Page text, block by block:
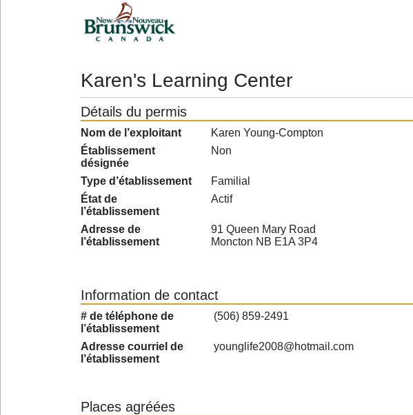
Karen's Learning Center
Détails du permis
Nom de l’exploitant
Karen Young-Compton
Établissement
désignée
Non
Type d’établissement
Familial
État de
l’établissement
Actif
Adresse de
l’établissement
91 Queen Mary Road
Moncton NB E1A 3P4
Information de contact
# de téléphone de
l’établissement
(506) 859-2491
Adresse courriel de
l’établissement
younglife2008@hotmail.com
Places agréées